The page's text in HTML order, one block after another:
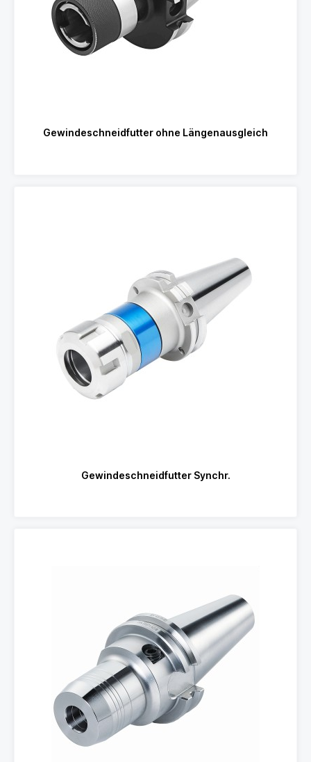
Gewindeschneidfutter ohne Längenausgleich
Gewindeschneidfutter Synchr.